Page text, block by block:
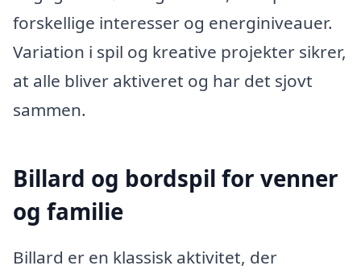
forskellige interesser og energiniveauer.
Variation i spil og kreative projekter sikrer,
at alle bliver aktiveret og har det sjovt
sammen.
Billard og bordspil for venner
og familie
Billard er en klassisk aktivitet, der